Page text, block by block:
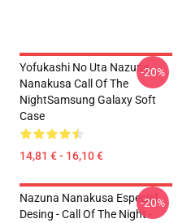
Yofukashi No Uta Nazuna
Nanakusa Call Of The
NightSamsung Galaxy Soft
Case
14,81 € - 16,10 €
-20%
Nazuna Nanakusa Especial
Desing - Call Of The Night -
-20%